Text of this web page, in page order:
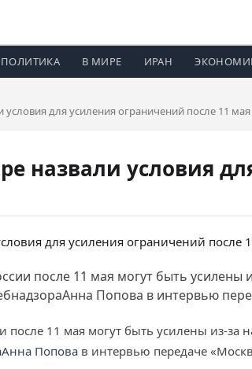
ПОЛИТИКА В МИРЕ ИРАН
условия для усиления ограничений после 11 мая
назвали условия
после 11 мая могут быть
Попова в интервью
11 мая могут быть усилены из-
Анна Попова в интервью передаче